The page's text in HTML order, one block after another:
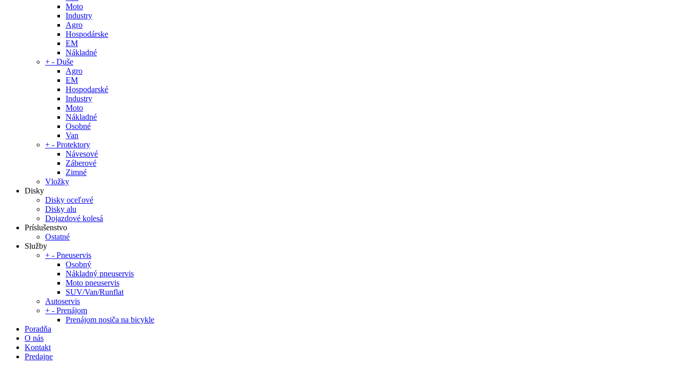
Moto
Industry
Agro
Hospodárske
EM
Nákladné
+ - Duše
Agro
EM
Hospodarské
Industry
Moto
Nákladné
Osobné
Van
+ - Protektory
Návesové
Záberové
Zimné
Vložky
Disky
Disky oceľové
Disky alu
Dojazdové kolesá
Príslušenstvo
Ostatné
Služby
+ - Pneuservis
Osobný
Nákladný pneuservis
Moto pneuservis
SUV/Van/Runflat
Autoservis
+ - Prenájom
Prenájom nosiča na bicykle
Poradňa
O nás
Kontakt
Predajne